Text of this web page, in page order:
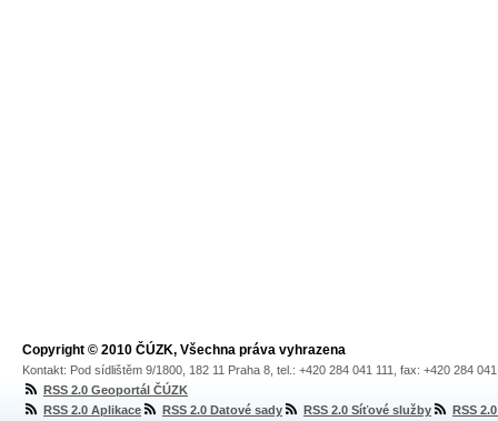
Copyright © 2010 ČÚZK, Všechna práva vyhrazena
Kontakt: Pod sídlištěm 9/1800, 182 11 Praha 8, tel.: +420 284 041 111, fax: +420 284
RSS 2.0 Geoportál ČÚZK
RSS 2.0 Aplikace
RSS 2.0 Datové sady RSS 2.0 Síťové služby RSS